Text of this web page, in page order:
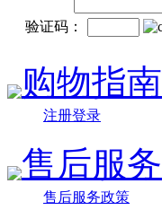
验证码：
购物指南
注册登录
售后服务
售后服务政策